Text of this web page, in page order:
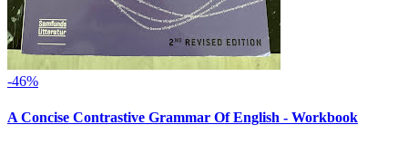
-46%
A Concise Contrastive Grammar Of English - Workbook